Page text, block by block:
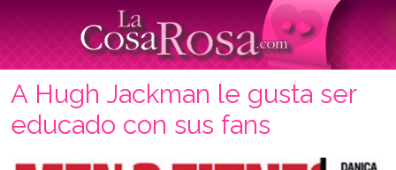
A Hugh Jackman le gusta ser
educado con sus fans